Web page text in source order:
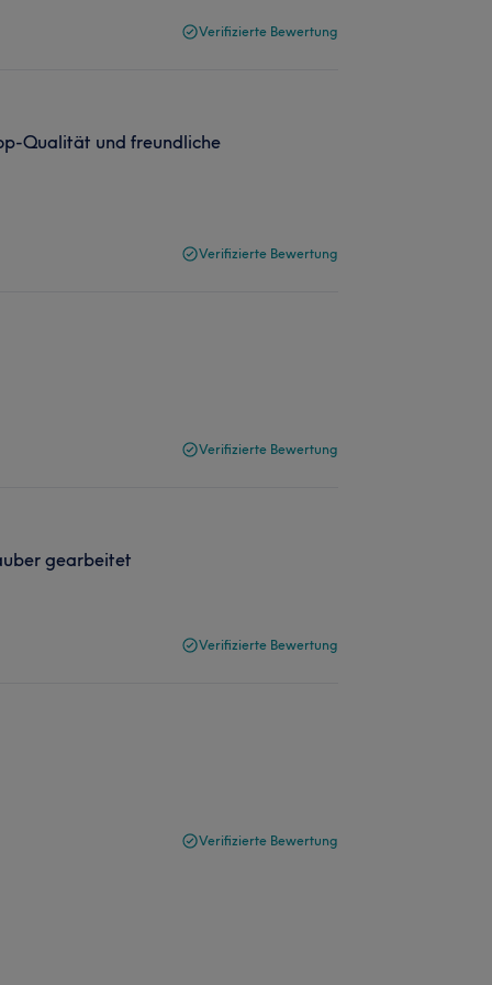
Verifizierte Bewertung
Qualität und freundliche
Verifizierte Bewertung
Verifizierte Bewertung
gearbeitet
Verifizierte Bewertung
Verifizierte Bewertung